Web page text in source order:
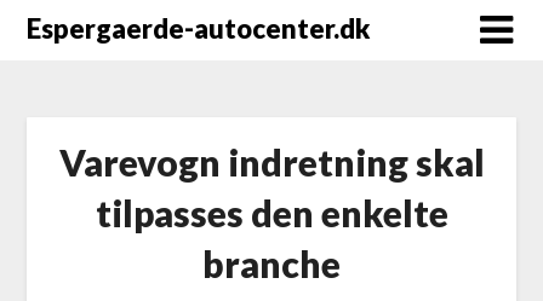
Espergaerde-autocenter.dk
Varevogn indretning skal
tilpasses den enkelte
branche